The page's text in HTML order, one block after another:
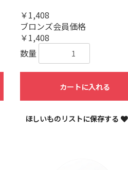
￥1,408
ブロンズ会員価格
￥1,408
数量
カートに入れる
ほしいものリストに保存する